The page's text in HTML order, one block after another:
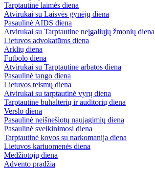
Tarptautinė laimės diena
Atvirukai su Laisvės gynėjų diena
Pasaulinė AIDS diena
Atvirukai su Tarptautine neįgaliųjų žmonių diena
Lietuvos advokatūros diena
Arklių diena
Futbolo diena
Atvirukai su Tarptautine arbatos diena
Pasaulinė tango diena
Lietuvos teismų diena
Atvirukai su tarptautinė vyrų diena
Tarptautinė buhalterių ir auditorių diena
Verslo diena
Pasaulinė neišnešiotų naujagimių diena
Pasaulinė sveikinimosi diena
Tarptautinė kovos su narkomanija diena
Lietuvos kariuomenės diena
Medžiotojų diena
Advento pradžia